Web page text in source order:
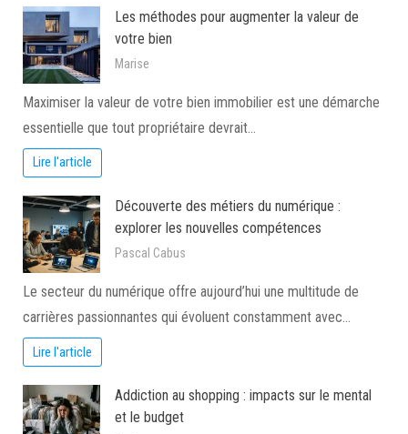
Les méthodes pour augmenter la valeur de
votre bien
Marise
Maximiser la valeur de votre bien immobilier est une démarche
essentielle que tout propriétaire devrait…
Lire l'article
Découverte des métiers du numérique :
explorer les nouvelles compétences
Pascal Cabus
Le secteur du numérique offre aujourd’hui une multitude de
carrières passionnantes qui évoluent constamment avec…
Lire l'article
Addiction au shopping : impacts sur le mental
et le budget